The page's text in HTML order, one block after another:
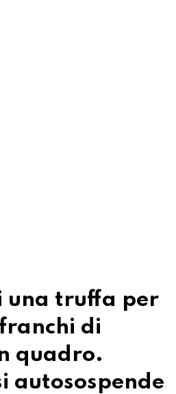
una truffa per
di
quadro.
autosospende